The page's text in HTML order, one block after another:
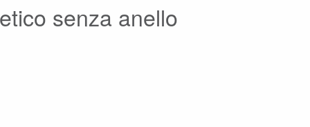
senza anello